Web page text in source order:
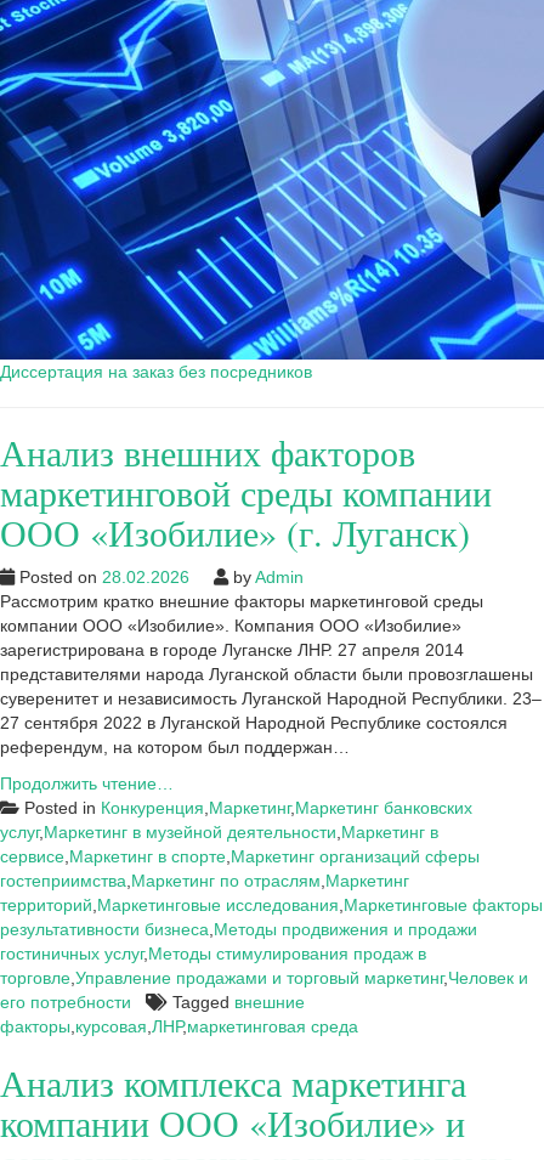
Диссертация на заказ без посредников
Анализ внешних факторов
маркетинговой среды компании
ООО «Изобилие» (г. Луганск)
Posted on 28.02.2026 byAdmin
Рассмотрим кратко внешние факторы маркетинговой среды
компании ООО «Изобилие». Компания ООО «Изобилие»
зарегистрирована в городе Луганске ЛНР. 27 апреля 2014
представителями народа Луганской области были провозглашены
суверенитет и независимость Луганской Народной Республики. 23–
27 сентября 2022 в Луганской Народной Республике состоялся
референдум, на котором был поддержан…
Продолжить чтение…
внешних
факторов
маркетинговой
среды
компании
ООО
«Изобилие»
(г.
Луганск)
Posted in Конкуренция Маркетинг,Маркетинг банковских
услуг,Маркетинг в музейной деятельности Маркетинг в
сервисе Маркетинг в спорте Маркетинг организаций сферы
гостеприимства Маркетинг по отраслям Маркетинг
территорий Маркетинговые исследования Маркетинговые факторы
результативности бизнеса Методы продвижения и продажи
гостиничных услуг,Методы стимулирования продаж в
торговле Управление продажами и торговый маркетинг,Человек и
его потребности
Tagged внешние
факторы курсовая ЛНР,маркетинговая среда
Анализ комплекса маркетинга
компании ООО «Изобилие» и